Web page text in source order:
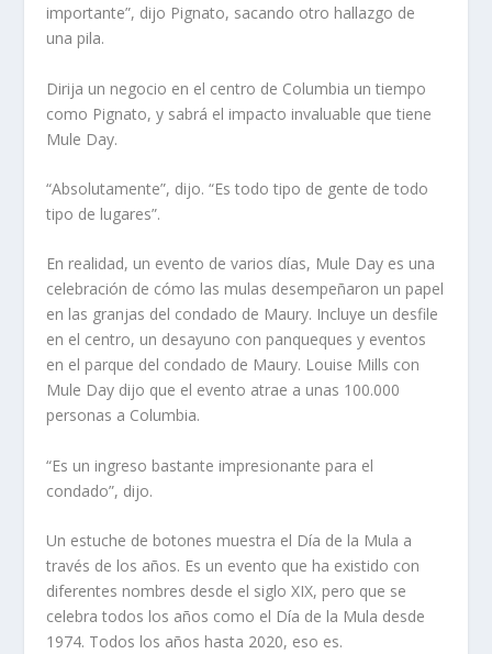
importante”, dijo Pignato, sacando otro hallazgo de
una pila.
Dirija un negocio en el centro de Columbia un tiempo
como Pignato, y sabrá el impacto invaluable que tiene
Mule Day.
“Absolutamente”, dijo. “Es todo tipo de gente de todo
tipo de lugares”.
En realidad, un evento de varios días, Mule Day es una
celebración de cómo las mulas desempeñaron un papel
en las granjas del condado de Maury. Incluye un desfile
en el centro, un desayuno con panqueques y eventos
en el parque del condado de Maury. Louise Mills con
Mule Day dijo que el evento atrae a unas 100.000
personas a Columbia.
“Es un ingreso bastante impresionante para el
condado”, dijo.
Un estuche de botones muestra el Día de la Mula a
través de los años. Es un evento que ha existido con
diferentes nombres desde el siglo XIX, pero que se
celebra todos los años como el Día de la Mula desde
1974. Todos los años hasta 2020, eso es.